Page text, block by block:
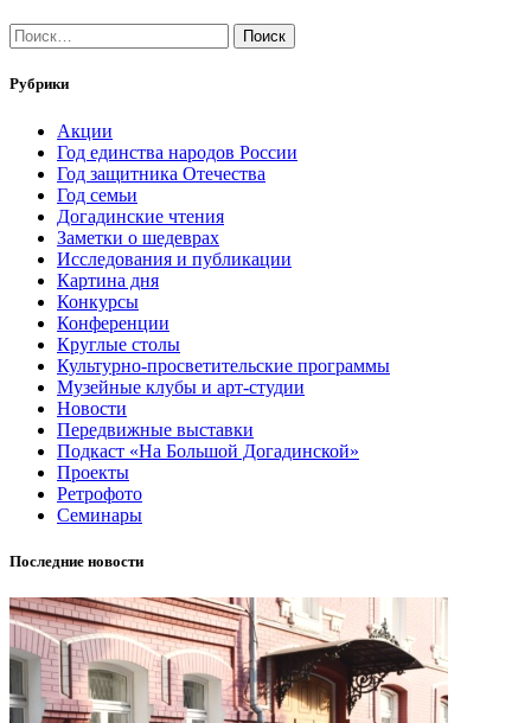
Найти:
Рубрики
Акции
Год единства народов России
Год защитника Отечества
Год семьи
Догадинские чтения
Заметки о шедеврах
Исследования и публикации
Картина дня
Конкурсы
Конференции
Круглые столы
Культурно-просветительские программы
Музейные клубы и арт-студии
Новости
Передвижные выставки
Подкаст «На Большой Догадинской»
Проекты
Ретрофото
Семинары
Последние новости